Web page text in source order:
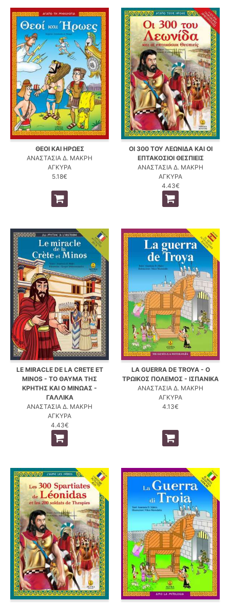
ΘΕΟΙ ΚΑΙ ΗΡΩΕΣ
ΑΝΑΣΤΑΣΙΑ Δ. ΜΑΚΡΗ
ΑΓΚΥΡΑ
5.18€
ΟΙ 300 ΤΟΥ ΛΕΩΝΙΔΑ ΚΑΙ ΟΙ
ΕΠΤΑΚΟΣΙΟΙ ΘΕΣΠΙΕΙΣ
ΑΝΑΣΤΑΣΙΑ Δ. ΜΑΚΡΗ
ΑΓΚΥΡΑ
4.43€
LE MIRACLE DE LA CRETE ET
MINOS - ΤΟ ΘΑΥΜΑ ΤΗΣ
ΚΡΗΤΗΣ ΚΑΙ Ο ΜΙΝΩΑΣ -
ΓΑΛΛΙΚΑ
ΑΝΑΣΤΑΣΙΑ Δ. ΜΑΚΡΗ
ΑΓΚΥΡΑ
4.43€
LA GUERRA DE TROYA - Ο
ΤΡΩΙΚΟΣ ΠΟΛΕΜΟΣ - ΙΣΠΑΝΙΚΑ
ΑΝΑΣΤΑΣΙΑ Δ. ΜΑΚΡΗ
ΑΓΚΥΡΑ
4.13€